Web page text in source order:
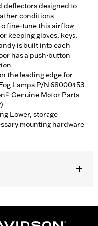
deflectors designed to
conditions –
fine-tune this airflow
keeping gloves, keys,
is built into each
has a push-button
the leading edge for
Lamps P/N 68000453
Genuine Motor Parts
Lower, storage
mounting hardware
van valbeugel P/N